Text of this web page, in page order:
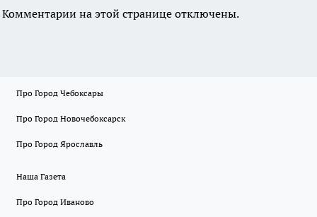
Комментарии на этой странице отключены.
Про Город Чебоксары
Про Город Новочебоксарск
Про Город Ярославль
Наша Газета
Про Город Иваново